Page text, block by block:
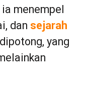
menempel
dan sejarah
yang